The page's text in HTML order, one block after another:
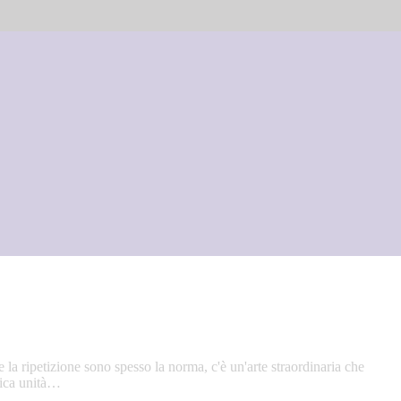
sono spesso la norma, c'è un'arte straordinaria che
unità…